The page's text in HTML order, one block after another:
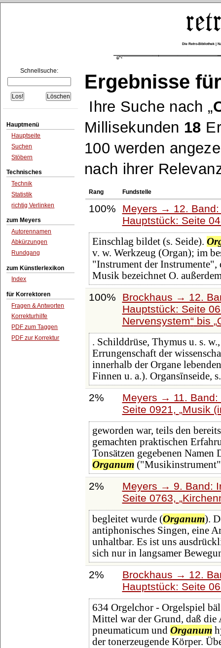
Die Retro-Bibliothek |
Schnellsuche:
Hauptmenü
Hauptseite
Suchen
Stöbern
Technisches
Technik
Statistik
richtig Verlinken
zum Meyers
Autorennamen
Abkürzungen
Rundgang
zum Künstlerlexikon
Index
für Korrektoren
Fragen & Antworten
Korrekturhilfe
PDF zum Taggen
PDF zur Korrektur
Ergebnisse
Ihre Suche nach
Millisekunden 18
100 werden
nach ihrer
Rang Fundstelle
100%
Meyers → 12.
Hauptstück: Seite
Einschlag bildet (s. Seide).
v. w. Werkzeug (Organ); im
"Instrument der Instrumente",
Musik bezeichnet O.
100%
Brockhaus → 12.
Hauptstück: Seite
Nervensystem bis
. Schilddrüse, Thymus u. s.
Errungenschaft der
innerhalb der Organe
Finnen u. a.). Organsīnseide,
2%
Meyers → 11.
Seite 0921,
Musik
geworden war, teils den
gemachten praktischen
Tonsätzen gegebenen
Organum
2%
Meyers → 9. Band:
Seite 0763,
begleitet wurde (Organum).
antiphonisches Singen, eine
unhaltbar. Es ist uns
sich nur in langsamer
2%
Brockhaus → 12.
Hauptstück: Seite
634 Orgelchor - Orgelspiel
Mittel war der Grund, daß
pneumaticum und Organum
der tonerzeugende Körper.